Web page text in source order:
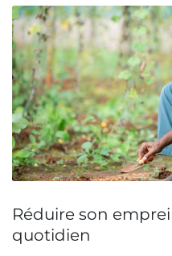
Réduire son
quotidien